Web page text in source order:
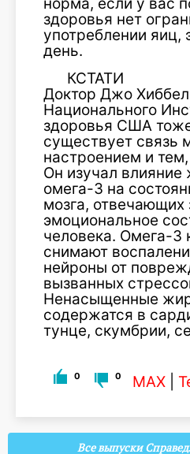
здоровья нет
употреблении яиц,
день.
КСТАТИ
Доктор Джо
Национального
здоровья США тоже
существует связь
настроением и
Он изучал влияние
омега-3 на
мозга, отвечающих
эмоциональное
человека. Омега-3
снимают
нейроны от
вызванных
Ненасыщенные
содержатся в
тунце, скумбрии,
0 0 MAX
Все выпуски